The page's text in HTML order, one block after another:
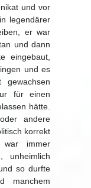
und vor
legendärer
er war
und dann
eingebaut,
und es
für einen
hätte.
andere
korrekt
war immer
unheimlich
so durfte
manchem